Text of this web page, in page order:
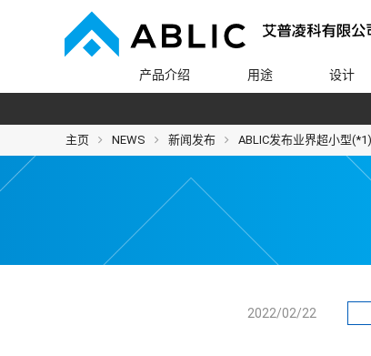
产品介绍 用途 设计
主页 NEWS 新闻发布 ABLIC发布业界超小型
2022/02/22